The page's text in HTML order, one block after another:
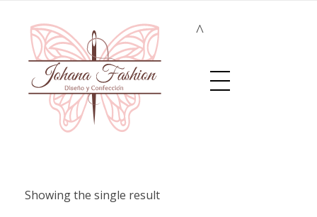
Showing the single result